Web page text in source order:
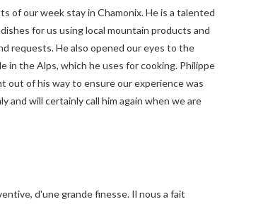
of our week stay in Chamonix. He is a talented
for us using local mountain products and
requests. He also opened our eyes to the
in the Alps, which he uses for cooking. Philippe
out of his way to ensure our experience was
and will certainly call him again when we are
d'une grande finesse. Il nous a fait